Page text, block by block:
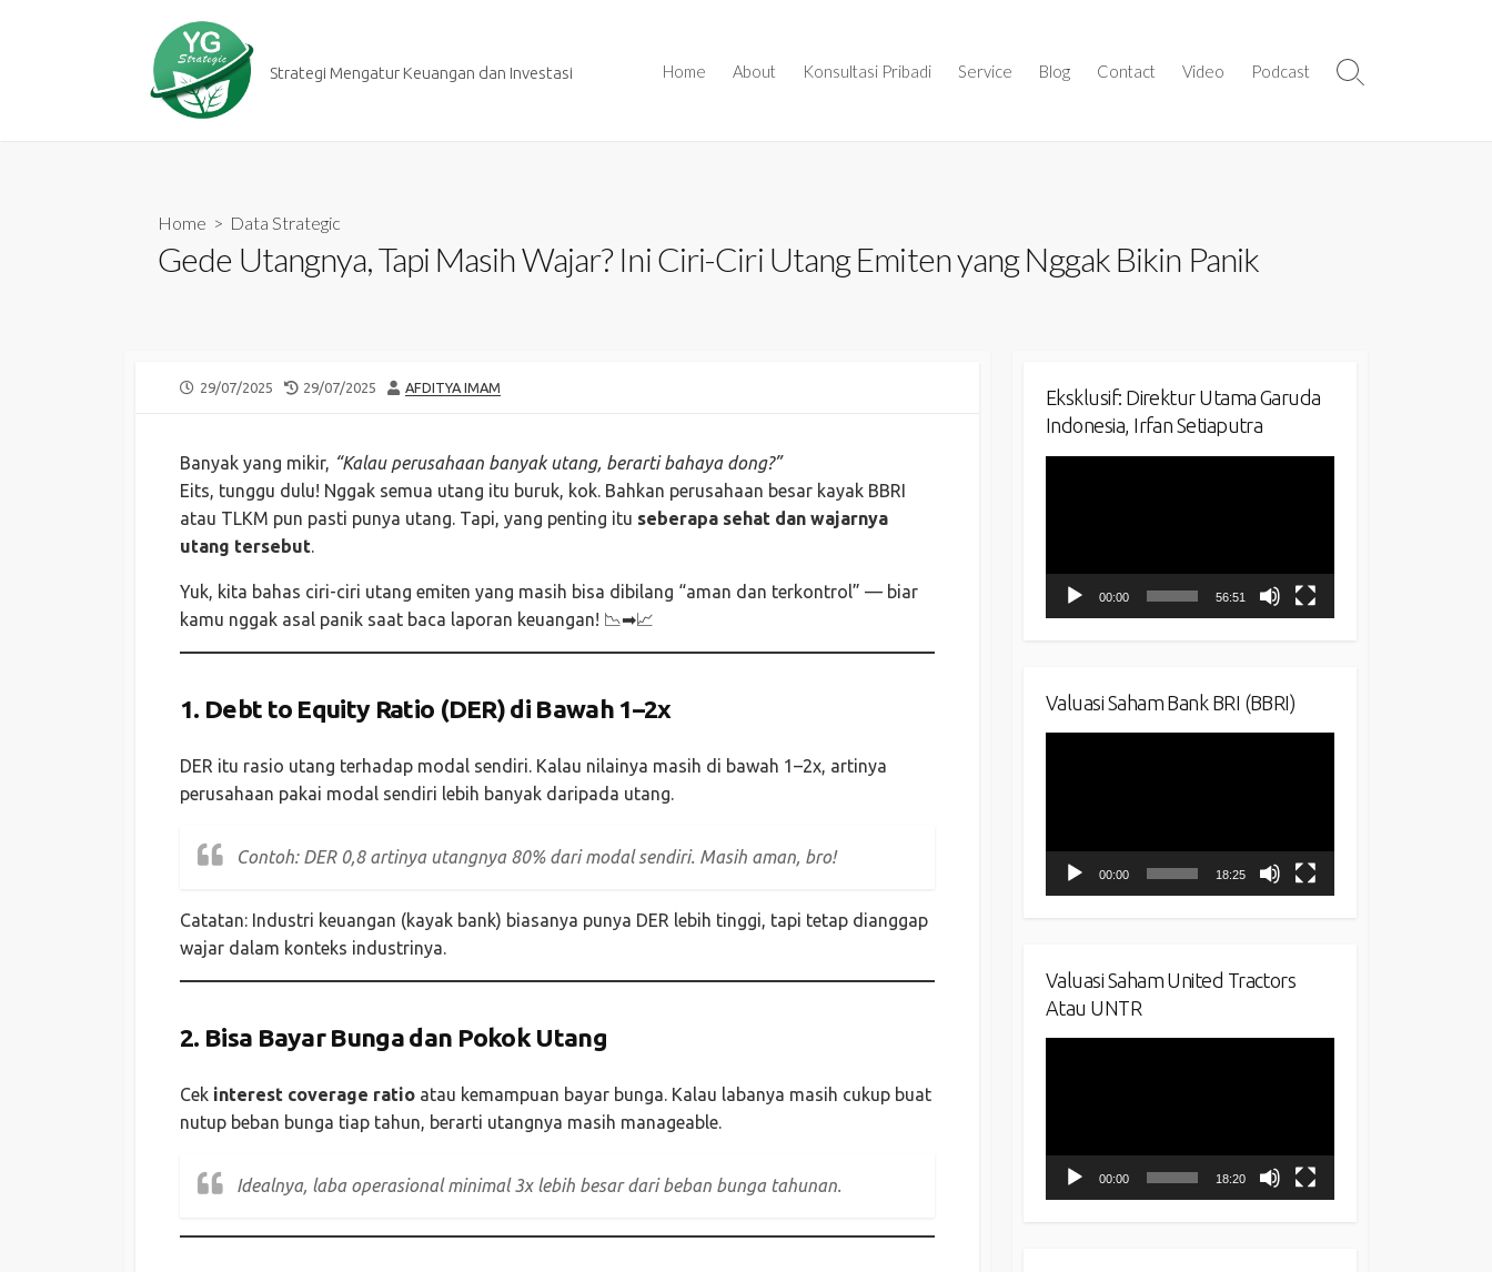
Strategi Mengatur Keuangan dan Investasi Home About Konsultasi Pribadi Service Blog Contact Video Podcast
Search
Home > Data Strategic
Gede Utangnya, Tapi Masih Wajar? Ini Ciri-Ciri Utang Emiten yang Nggak Bikin Panik
PUBLISHED
29/07/2025
LAST
29/07/2025 AUTHOR
AFDITYA IMAM
Banyak yang mikir, “Kalau perusahaan banyak utang, berarti bahaya dong?”
Eits, tunggu dulu! Nggak semua utang itu buruk, kok. Bahkan perusahaan besar kayak BBRI
atau TLKM pun pasti punya utang. Tapi, yang penting itu seberapa sehat dan wajarnya
utang tersebut.
Yuk, kita bahas ciri-ciri utang emiten yang masih bisa dibilang “aman dan terkontrol” — biar
kamu nggak asal panik saat baca laporan keuangan! 📉➡📈
1. Debt to Equity Ratio (DER) di Bawah 1–2x
DER itu rasio utang terhadap modal sendiri. Kalau nilainya masih di bawah 1–2x, artinya
perusahaan pakai modal sendiri lebih banyak daripada utang.
Contoh: DER 0,8 artinya utangnya 80% dari modal sendiri. Masih aman, bro!
Catatan: Industri keuangan (kayak bank) biasanya punya DER lebih tinggi, tapi tetap dianggap
wajar dalam konteks industrinya.
2. Bisa Bayar Bunga dan Pokok Utang
Cek interest coverage ratio atau kemampuan bayar bunga. Kalau labanya masih cukup buat
nutup beban bunga tiap tahun, berarti utangnya masih manageable.
Idealnya, laba operasional minimal 3x lebih besar dari beban bunga tahunan.
Eksklusif: Direktur Utama Garuda
Indonesia, Irfan Setiaputra
00:00 56:51
Valuasi Saham Bank BRI (BBRI)
00:00 18:25
Valuasi Saham United Tractors
Atau UNTR
00:00 18:20